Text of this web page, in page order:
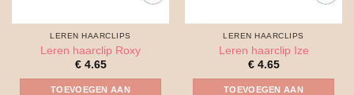
LEREN HAARCLIPS
Leren haarclip Roxy
€4.65
TOEVOEGEN AAN
LEREN HAARCLIPS
Leren haarclip Ize
€4.65
TOEVOEGEN AAN